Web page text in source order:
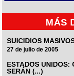
MÁS
SUICIDIOS
27 de julio de 2005
ESTADOS UNIDOS:
SERÁN (...)